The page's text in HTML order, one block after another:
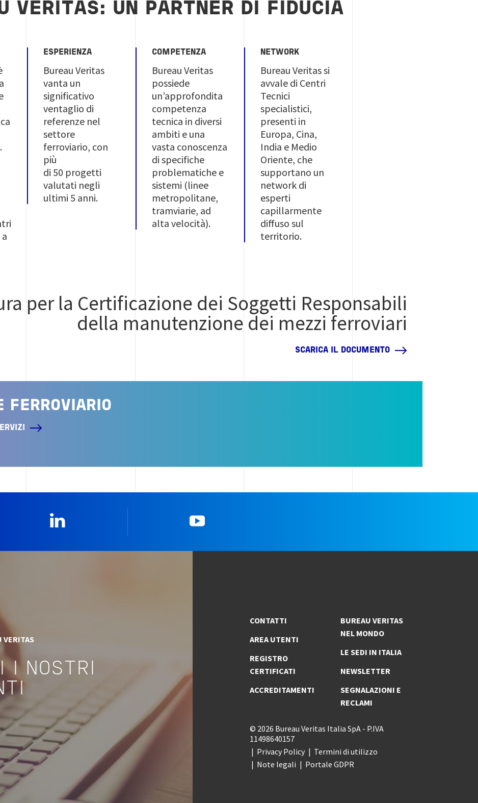
VERITAS: UN PARTNER DI FIDUCIA
ESPERIENZA
Bureau Veritas
vanta un
significativo
ventaglio di
referenze nel
settore
ferroviario, con
più
di 50 progetti
valutati negli
ultimi 5 anni.
COMPETENZA
Bureau Veritas
possiede
un’approfondita
competenza
tecnica in diversi
ambiti e una
vasta conoscenza
di specifiche
problematiche e
sistemi (linee
metropolitane,
tramviarie, ad
alta velocità).
NETWORK
Bureau Veritas si
avvale di Centri
Tecnici
specialistici,
presenti in
Europa, Cina,
India e Medio
Oriente, che
supportano un
network di
esperti
capillarmente
diffuso sul
territorio.
per la Certificazione dei Soggetti Responsabili
della manutenzione dei mezzi ferroviari
SCARICA IL DOCUMENTO
FERROVIARIO
VERITAS
I NOSTRI
CONTATTI
AREA UTENTI
REGISTRO
CERTIFICATI
ACCREDITAMENTI
BUREAU VERITAS
NEL MONDO
LE SEDI IN ITALIA
NEWSLETTER
SEGNALAZIONI E
RECLAMI
© 2026 Bureau Veritas Italia SpA - P.IVA
11498640157
Privacy Policy
Termini di utilizzo
Note legali
Portale GDPR